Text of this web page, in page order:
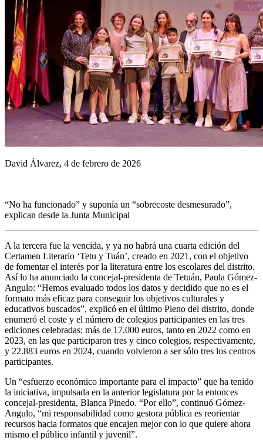
David Álvarez, 4 de febrero de 2026
“No ha funcionado” y suponía un “sobrecoste desmesurado”,
explican desde la Junta Municipal
A la tercera fue la vencida, y ya no habrá una cuarta edición del
Certamen Literario ‘Tetu y Tuán’, creado en 2021, con el objetivo
de fomentar el interés por la literatura entre los escolares del distrito.
Así lo ha anunciado la concejal-presidenta de Tetuán, Paula Gómez-
Angulo: “Hemos evaluado todos los datos y decidido que no es el
formato más eficaz para conseguir los objetivos culturales y
educativos buscados”, explicó en el último Pleno del distrito, donde
enumeró el coste y el número de colegios participantes en las tres
ediciones celebradas: más de 17.000 euros, tanto en 2022 como en
2023, en las que participaron tres y cinco colegios, respectivamente,
y 22.883 euros en 2024, cuando volvieron a ser sólo tres los centros
participantes.
Un “esfuerzo económico importante para el impacto” que ha tenido
la iniciativa, impulsada en la anterior legislatura por la entonces
concejal-presidenta, Blanca Pinedo. “Por ello”, continuó Gómez-
Angulo, “mi responsabilidad como gestora pública es reorientar
recursos hacia formatos que encajen mejor con lo que quiere ahora
mismo el público infantil y juvenil”.